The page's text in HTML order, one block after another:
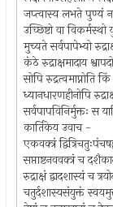
जप्त्वास्य लभते पुण्यं
उच्छिष्टो वा विकर्मस्थो
मुच्यते सर्वपापेभ्यो
कंठे रुद्राक्षमादाय
सोपि रुद्रत्वमाप्नोति
ध्यानधारणहीनोपि
सर्वपापविनिर्मुक्तः स
कार्तिकेय उवाच -
एकवक्त्रं
सप्ताष्टनववक्त्रं च
रुद्राक्षं द्वादशास्यं च
चतुर्दशास्यसंयुक्तं